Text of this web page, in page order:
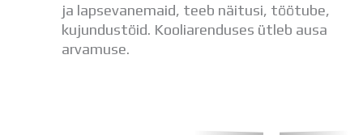
ja lapsevanemaid, teeb näitusi, töötube,
kujundustöid. Kooliarenduses ütleb ausa
arvamuse.